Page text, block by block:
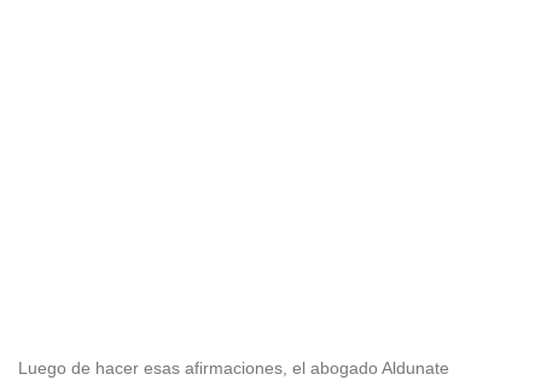
Luego de hacer esas afirmaciones, el abogado Aldunate